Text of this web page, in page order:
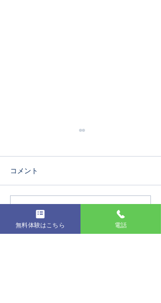
第19回発表会
コメント
コメントを追加…
無料体験はこちら 電話